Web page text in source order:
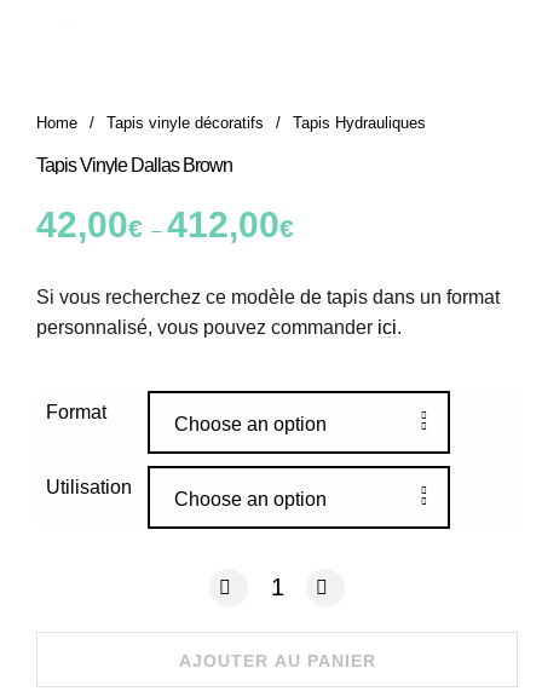
Home / Tapis vinyle décoratifs / Tapis Hydrauliques
Tapis Vinyle Dallas Brown
42,00€ – 412,00€
Si vous recherchez ce modèle de tapis dans un format
personnalisé, vous pouvez commander ici.
Format
Choose an option
Utilisation
Choose an option
quantité de Tapis Vinyle Dallas Brown
AJOUTER AU PANIER